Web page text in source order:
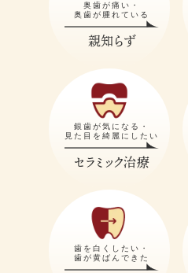
奥歯が痛い・
奥歯が腫れている
親知らず
銀歯が気になる・
見た目を綺麗にしたい
セラミック治療
歯を白くしたい・
歯が黄ばんできた